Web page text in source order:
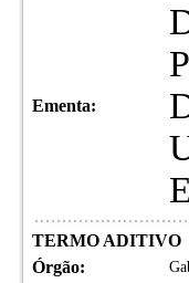
Ementa:
TERMO ADITIVO
Órgão: